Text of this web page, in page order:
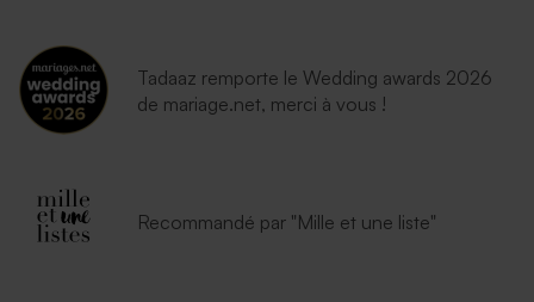
Tadaaz remporte le Wedding awards 2026
de mariage.net, merci à vous !
Recommandé par "Mille et une liste"